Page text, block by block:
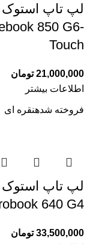
850 G6-
Touch
21,000,000 تومان
اطلاعات بیشتر
فروخته شدهنقره ای
640 G4
33,500,000 تومان